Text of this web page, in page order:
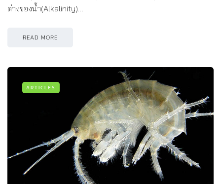
ด่างของน้ำ(Alkalinity)…
READ MORE
ARTICLES